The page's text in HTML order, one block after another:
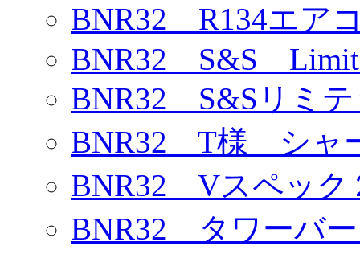
BNR32 R134エア
BNR32 S&S
BNR32 S&Sリミ
BNR32 T様 シャ
BNR32 Vスペッ
BNR32 タワーバ